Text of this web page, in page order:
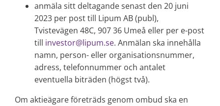
anmäla sitt deltagande senast den 20 juni
2023 per post till Lipum AB (publ),
Tvistevägen 48C, 907 36 Umeå eller per e-post
till investor@lipum.se. Anmälan ska innehålla
namn, person- eller organisationsnummer,
adress, telefonnummer och antalet
eventuella biträden (högst två).
Om aktieägare företräds genom ombud ska en